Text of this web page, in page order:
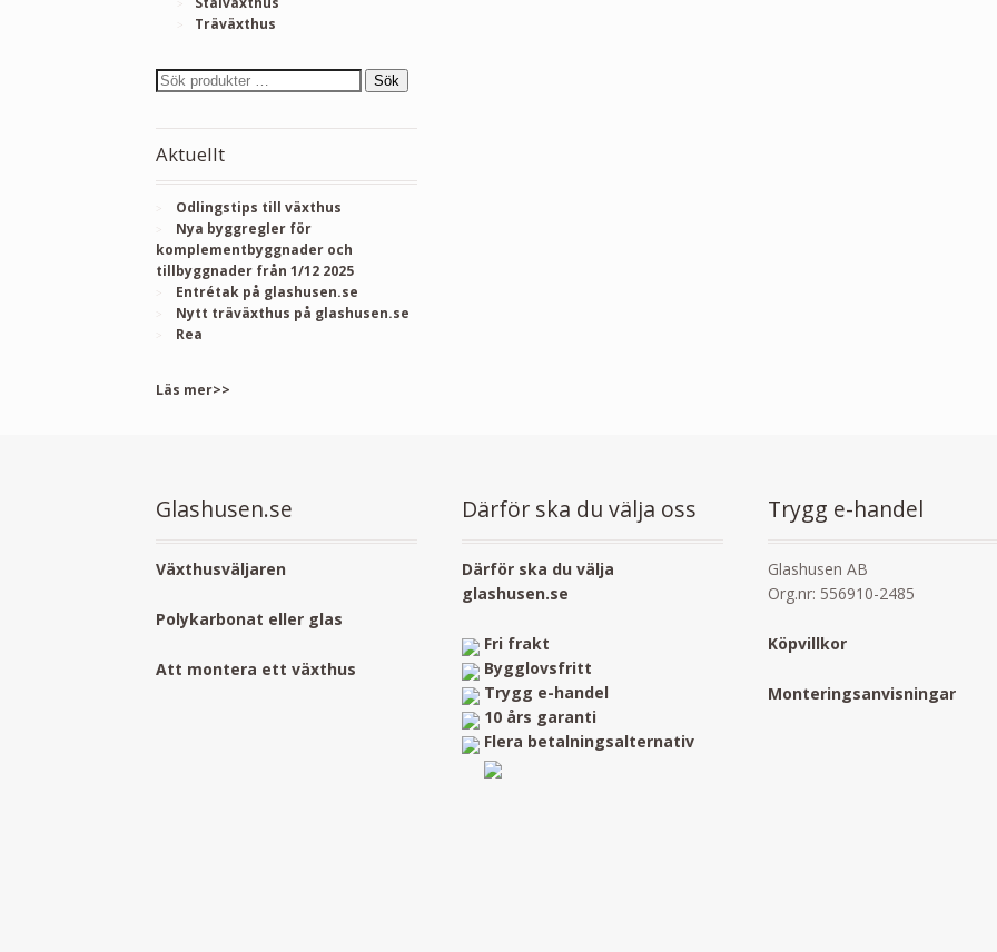
Träväxthus
Sök
Aktuellt
Odlingstips till växthus
Nya byggregler för
komplementbyggnader och
tillbyggnader från 1/12 2025
Entrétak på glashusen.se
Nytt träväxthus på glashusen.se
Rea
Läs mer>>
Glashusen.se
Växthusväljaren
Polykarbonat eller glas
Att montera ett växthus
Därför ska du välja oss
Därför ska du välja
glashusen.se
Fri frakt
Bygglovsfritt
Trygg e-handel
10 års garanti
Flera betalningsalternativ
Trygg e-handel
Glashusen AB
Org.nr: 556910-2485
Köpvillkor
Monteringsanvisningar